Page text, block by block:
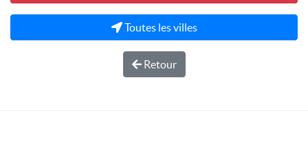
Toutes les villes
Retour